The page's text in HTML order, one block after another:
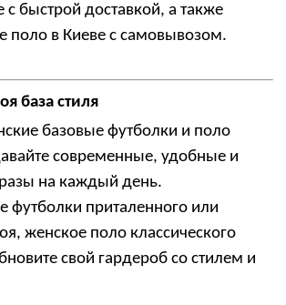
с быстрой доставкой, а также
поло в Киеве с самовывозом.
база стиля
базовые футболки и поло
современные, удобные и
на каждый день.
футболки приталенного или
, женское поло классического
свой гардероб со стилем и